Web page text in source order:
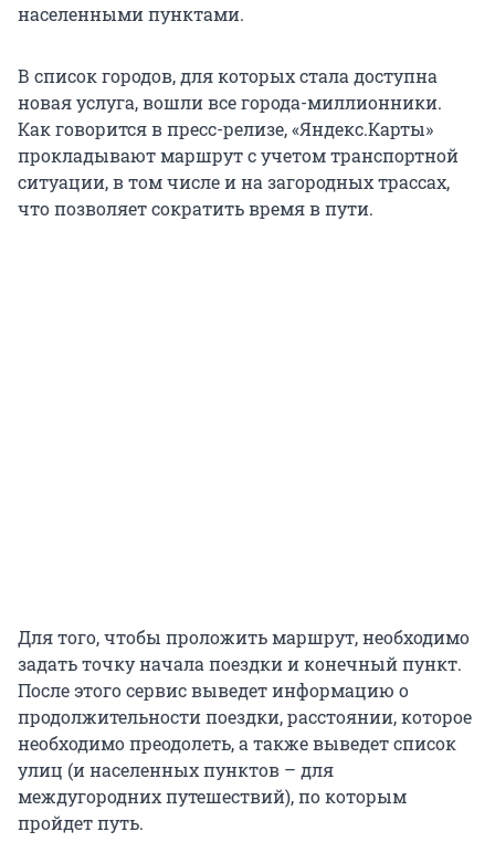
населенными пунктами.
В список городов, для которых стала доступна
новая услуга, вошли все города-миллионники.
Как говорится в пресс-релизе, «Яндекс.Карты»
прокладывают маршрут с учетом транспортной
ситуации, в том числе и на загородных трассах,
что позволяет сократить время в пути.
Для того, чтобы проложить маршрут, необходимо
задать точку начала поездки и конечный пункт.
После этого сервис выведет информацию о
продолжительности поездки, расстоянии, которое
необходимо преодолеть, а также выведет список
улиц (и населенных пунктов – для
междугородних путешествий), по которым
пройдет путь.